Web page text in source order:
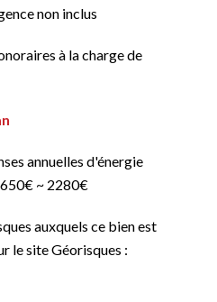
non inclus
à la charge de
annuelles d'énergie
~ 2280€
auxquels ce bien est
le site Géorisques :